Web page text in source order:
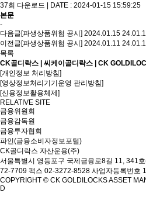
37회 다운로드 | DATE : 2024-01-15 15:59:25
본문
-
다음글[파생상품위험 공시] 2024.01.15
이전글[파생상품위험 공시] 2024.01.11
목록
CK골디락스 | 씨케이골디락스 | CK
[개인정보 처리방침]
[영상정보처리기기운영 관리방침]
[신용정보활용체제]
RELATIVE SITE
금융위원회
금융감독원
금융투자협회
파인(금융소비자정보포털)
CK골디락스 자산운용(주)
서울특별시 영등포구 국제금융로8길 11, 341
72-7709 팩스 02-3272-8528 사업자등록번호
COPYRIGHT © CK GOLDILOCKS ASSET
D